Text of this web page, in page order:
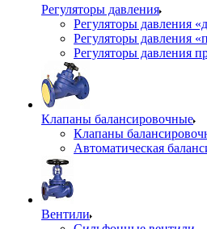
Регуляторы давления
Регуляторы давления
Регуляторы давления
Регуляторы давления
Клапаны балансировочные
Клапаны
Автоматическая
Вентили